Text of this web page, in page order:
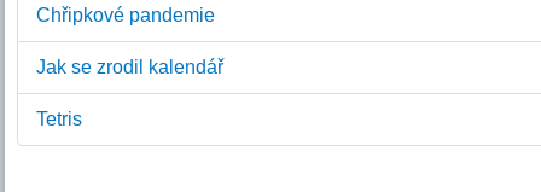
Chřipkové pandemie
Jak se zrodil kalendář
Tetris